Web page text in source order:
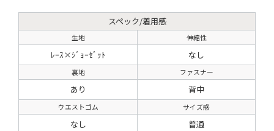
スペック/着用感
生地 伸縮性
ﾚｰｽ×ｼﾞｮｰｾﾞｯﾄ なし
裏地 ファスナー
あり 背中
ウエストゴム サイズ感
なし 普通